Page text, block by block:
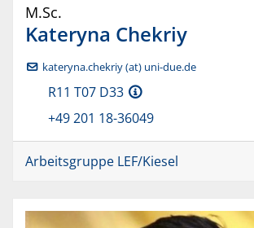
M.Sc.
Kateryna Chekriy
kateryna.chekriy (at) uni-due.de
R11 T07 D33
+49 201 18-36049
Arbeitsgruppe LEF/Kiesel